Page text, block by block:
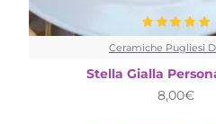
Ceramiche Pugliesi
Stella Gialla
8,00€